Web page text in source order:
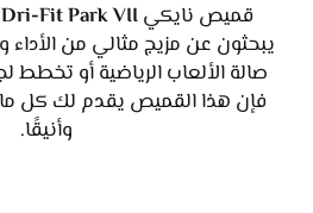
قميص نايكيDri-Fit Park VII
يبحثون عن مزيج مثالي من
صالة الألعاب الرياضية أو تخطط
فإن هذا القميص يقدم لك كل ما
وأنيقًا.